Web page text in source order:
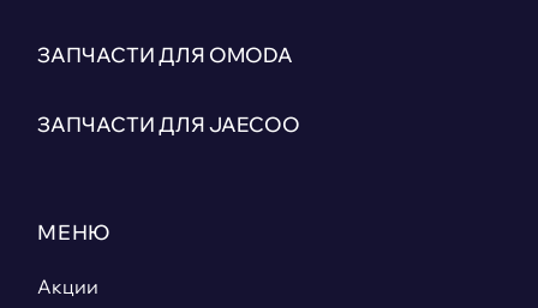
ЗАПЧАСТИ ДЛЯ OMODA
ЗАПЧАСТИ ДЛЯ JAECOO
МЕНЮ
Акции